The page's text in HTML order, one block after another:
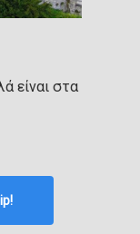
είναι στα